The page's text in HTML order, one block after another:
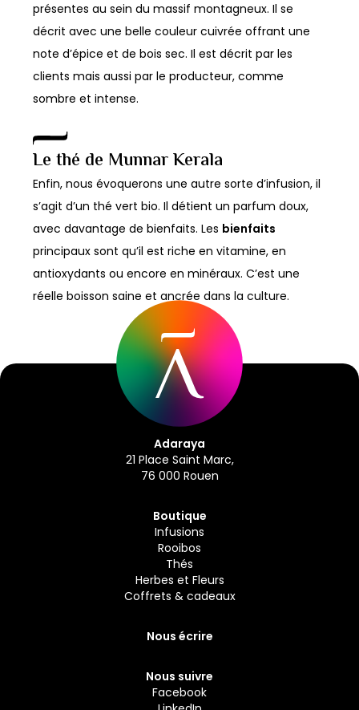
présentes au sein du massif montagneux. Il se
décrit avec une belle couleur cuivrée offrant une
note d’épice et de bois sec. Il est décrit par les
clients mais aussi par le producteur, comme
sombre et intense.
Le thé de Munnar Kerala
Enfin, nous évoquerons une autre sorte d’infusion, il
s’agit d’un thé vert bio. Il détient un parfum doux,
avec davantage de bienfaits. Les bienfaits
principaux sont qu’il est riche en vitamine, en
antioxydants ou encore en minéraux. C’est une
réelle boisson saine et ancrée dans la culture.
Adaraya
21 Place Saint Marc,
76 000 Rouen
Boutique
Infusions
Rooibos
Thés
Herbes et Fleurs
Coffrets & cadeaux
Nous écrire
Nous suivre
Facebook